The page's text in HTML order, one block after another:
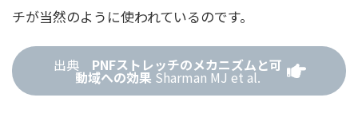
チが当然のように使われているのです。
出典 PNFストレッチのメカニズムと可
動域への効果 Sharman MJ et al.